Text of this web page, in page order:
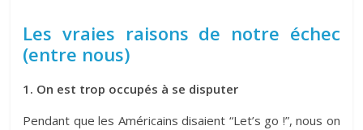
Les vraies raisons de notre échec
(entre nous)
1. On est trop occupés à se disputer
Pendant que les Américains disaient “Let’s go !”, nous on